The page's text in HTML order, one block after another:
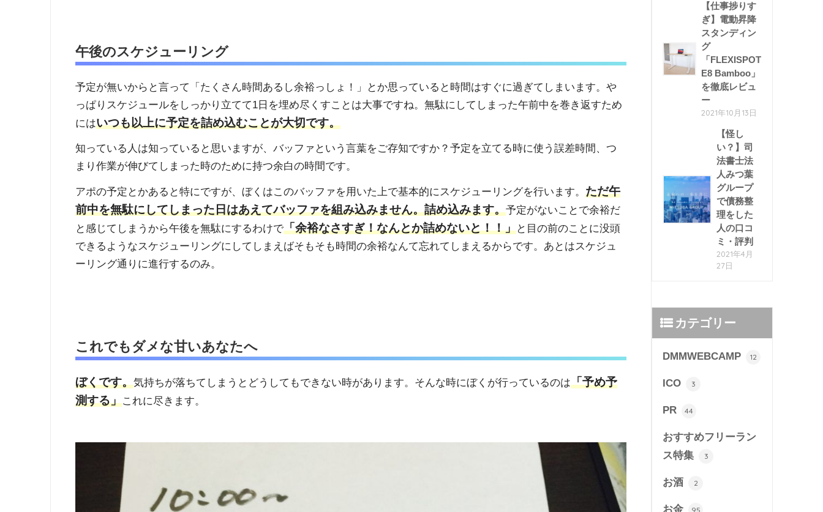
午後のスケジューリング
予定が無いからと言って「たくさん時間あるし余裕っしょ！」とか思っていると時間はすぐに過ぎてしまいます。や
っぱりスケジュールをしっかり立てて1日を埋め尽くすことは大事ですね。無駄にしてしまった午前中を巻き返すため
にはいつも以上に予定を詰め込むことが大切です。
知っている人は知っていると思いますが、バッファという言葉をご存知ですか？予定を立てる時に使う誤差時間、つ
まり作業が伸びてしまった時のために持つ余白の時間です。
アポの予定とかあると特にですが、ぼくはこのバッファを用いた上で基本的にスケジューリングを行います。 ただ午
前中を無駄にしてしまった日はあえてバッファを組み込みません。詰め込みます。予定がないことで余裕だ
と感じてしまうから午後を無駄にするわけで「余裕なさすぎ！なんとか詰めないと！！」と目の前のことに没頭
できるようなスケジューリングにしてしまえばそもそも時間の余裕なんて忘れてしまえるからです。あとはスケジュ
ーリング通りに進行するのみ。
これでもダメな甘いあなたへ
ぼくです。気持ちが落ちてしまうとどうしてもできない時があります。そんな時にぼくが行っているのは「予め予
測する」これに尽きます。
【仕事捗りす
ぎ】電動昇降
スタンディン
グ
「FLEXISPOT
E8 Bamboo」
を徹底レビュ
ー
2021年10月13日
【怪し
い？】司
法書士法
人みつ葉
グループ
で債務整
理をした
人の口コ
ミ・評判
2021年4月
27日
カテゴリー
DMMWEBCAMP 12
ICO 3
PR 44
おすすめフリーラン
ス特集
3
お酒 2
お金 95